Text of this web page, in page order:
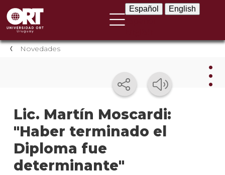
Español English
Novedades
Lic. Martín Moscardi:
"Haber terminado el
Diploma fue
determinante"